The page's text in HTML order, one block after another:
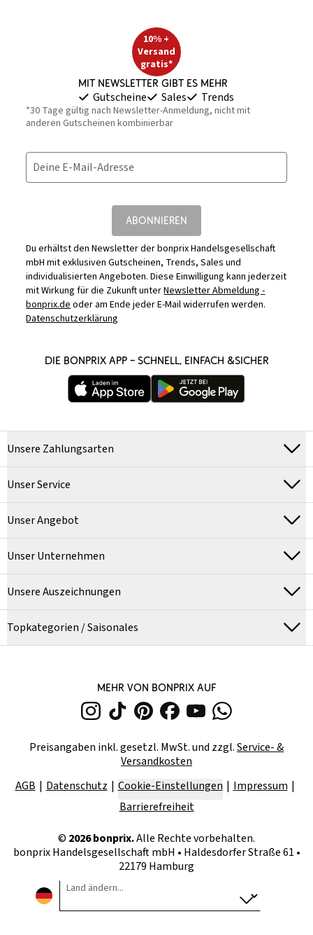
10% +
Versand
gratis*
Mit Newsletter gibt es mehr
Gutscheine Sales Trends
*30 Tage gültig nach Newsletter-Anmeldung, nicht mit
anderen Gutscheinen kombinierbar
Deine E-Mail-Adresse
ABONNIEREN
Du erhältst den Newsletter der bonprix Handelsgesellschaft
mbH mit exklusiven Gutscheinen, Trends, Sales und
individualisierten Angeboten. Diese Einwilligung kann jederzeit
mit Wirkung für die Zukunft unterNewsletter Abmeldung -
bonprix.deoder am Ende jeder E-Mail widerrufen werden.
Datenschutzerklärung
DIE BONPRIX APP – SCHNELL, EINFACH &SICHER
Unsere Zahlungsarten
Unser Service
Unser Angebot
Unser Unternehmen
Unsere Auszeichnungen
Topkategorien / Saisonales
MEHR VON BONPRIX AUF
Preisangaben inkl. gesetzl. MwSt. und zzgl.Service- &
Versandkosten
AGB
Datenschutz Cookie-Einstellungen
Impressum
Barrierefreiheit
© 2026bonprix.Alle Rechte vorbehalten.
bonprix Handelsgesellschaft mbH • Haldesdorfer Straße 61 •
22179 Hamburg
Land ändern...